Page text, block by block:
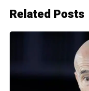
Related Posts